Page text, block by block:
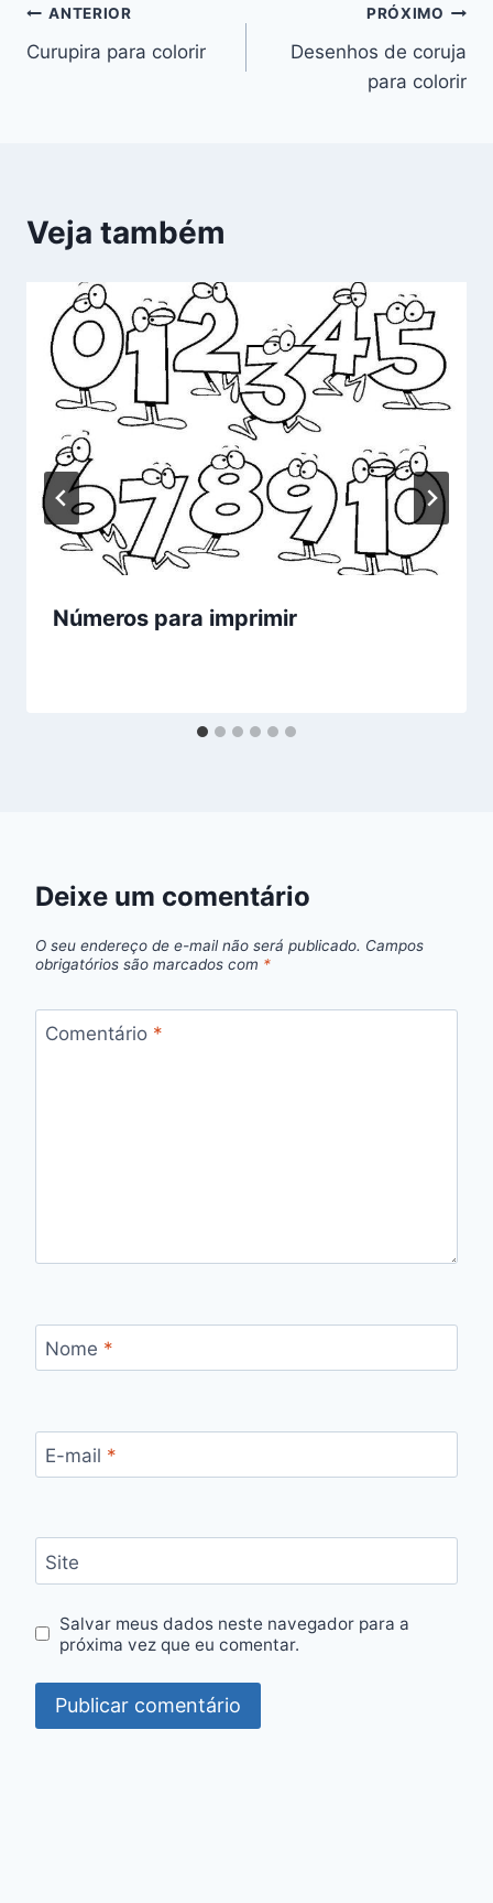
Navegação
de
ANTERIOR
Curupira para colorir
PRÓXIMO
Desenhos de coruja
para colorir
Veja também
Números para imprimir
Deixe um comentário
O seu endereço de e-mail não será publicado. Campos
obrigatórios são marcados com *
Comentário *
Nome *
E-mail *
Site
Salvar meus dados neste navegador para a
próxima vez que eu comentar.